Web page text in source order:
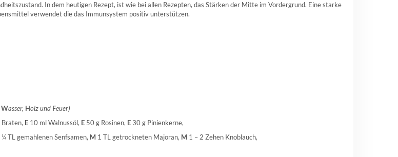
In dem heutigen Rezept, ist wie bei allen Rezepten, das Stärken der Mitte im Vordergrund. Eine starke
verwendet die das Immunsystem positiv unterstützen.
Wasser, Holz und Feuer)
E 10 ml Walnussöl, E 50 g Rosinen, E 30 g Pinienkerne,
¼ TL gemahlenen Senfsamen, M 1 TL getrockneten Majoran, M 1 – 2 Zehen Knoblauch,